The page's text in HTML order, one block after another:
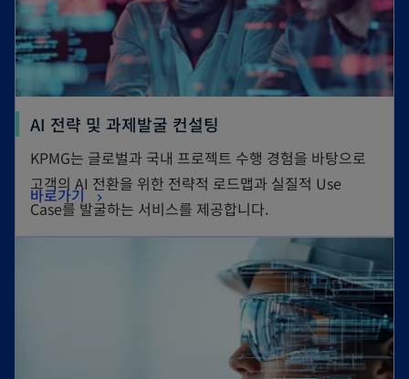
AI 전략 및 과제발굴 컨설팅
KPMG는 글로벌과 국내 프로젝트 수행 경험을 바탕으로
고객의 AI 전환을 위한 전략적 로드맵과 실질적 Use
Case를 발굴하는 서비스를 제공합니다.
바로가기